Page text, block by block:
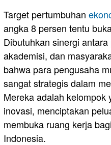
Target pertumbuhan
angka 8 persen tentu
Dibutuhkan sinergi
akademisi, dan
bahwa para pengusaha
sangat strategis dalam
Mereka adalah kelompok
inovasi, menciptakan
membuka ruang kerja
Indonesia.